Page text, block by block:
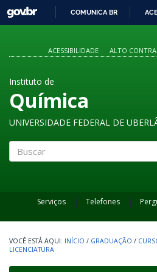
O
GOVBR
COMUNICA BR
ACESSIBILIDADE
ALTO
Instituto de
Química
UNIVERSIDADE FEDERAL DE
Serviços Telefones
INÍCIO / GRADUAÇÃO /
LICENCIATURA